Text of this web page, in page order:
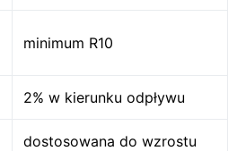
minimum R10
2% w kierunku odpływu
dostosowana do wzrostu